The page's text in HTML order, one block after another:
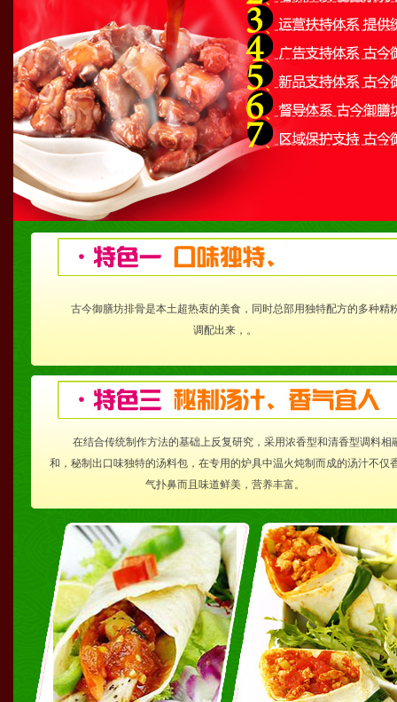
古今御膳坊排骨是本土超热衷的美食，同时总部用独特配方的多种精
调配出来，。
在结合传统制作方法的基础上反复研究，采用浓香型和清香型调料相
和，秘制出口味独特的汤料包，在专用的炉具中温火炖制而成的汤汁不仅
气扑鼻而且味道鲜美，营养丰富。